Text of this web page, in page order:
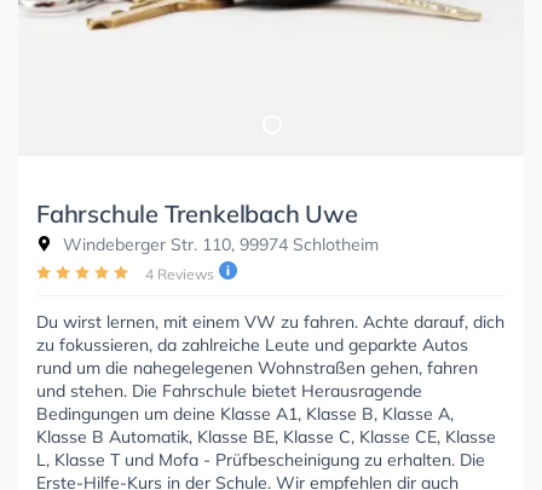
Fahrschule Trenkelbach Uwe
Windeberger Str. 110, 99974 Schlotheim
4 Reviews
Du wirst lernen, mit einem VW zu fahren. Achte darauf, dich
zu fokussieren, da zahlreiche Leute und geparkte Autos
rund um die nahegelegenen Wohnstraßen gehen, fahren
und stehen. Die Fahrschule bietet Herausragende
Bedingungen um deine Klasse A1, Klasse B, Klasse A,
Klasse B Automatik, Klasse BE, Klasse C, Klasse CE, Klasse
L, Klasse T und Mofa - Prüfbescheinigung zu erhalten. Die
Erste-Hilfe-Kurs in der Schule. Wir empfehlen dir auch